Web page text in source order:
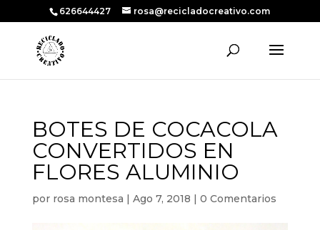
626644427 rosa@recicladocreativo.com
BOTES DE COCACOLA
CONVERTIDOS EN
FLORES ALUMINIO
por rosa montesa | Ago 7, 2018 | 0 Comentarios